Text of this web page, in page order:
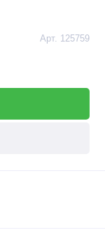
Арт. 125759